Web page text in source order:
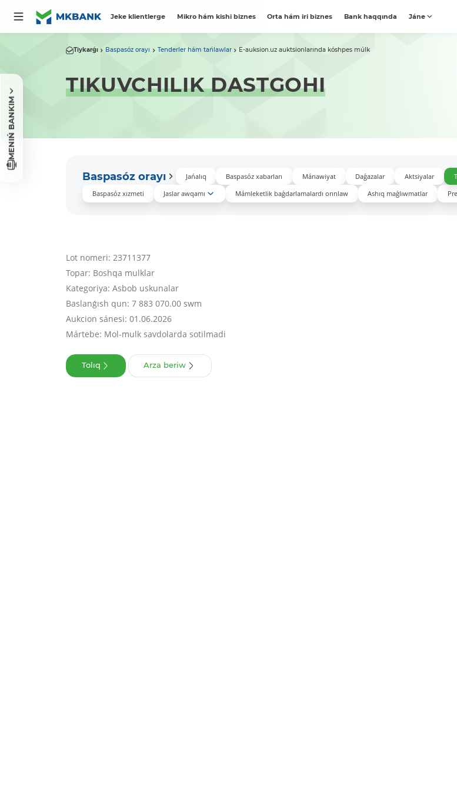
Jeke klientlerge Mikro hám kishi biznes Orta hám iri biznes Bank haqqında Jáne
MENIŃ BANKIM
Tiykarǵı Baspasóz orayı Tenderler hám tańlawlar E-auksion.uz auktsionlarında kóshpes múlk
TIKUVCHILIK DASTGOHI
Baspasóz orayı Jańalıq Baspasóz xabarları Mánawiyat Daǵazalar Aktsiyalar
Baspasóz xızmeti
Jaslar awqamı Mámleketlik baǵdarlamalardı orınlaw Ashıq maǵlıwmatlar
Lot nomeri: 23711377
Topar: Boshqa mulklar
Kategoriya: Asbob uskunalar
Baslanǵısh qun: 7 883 070.00 swm
Aukcion sánesi: 01.06.2026
Mártebe: Mol-mulk savdolarda sotilmadi
Tolıq Arza beriw